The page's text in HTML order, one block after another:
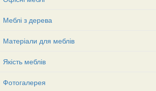
Меблі з дерева
Матеріали для меблів
Якість меблів
Фотогалерея